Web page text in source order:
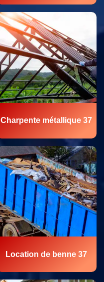
Charpente métallique 37
Location de benne 37